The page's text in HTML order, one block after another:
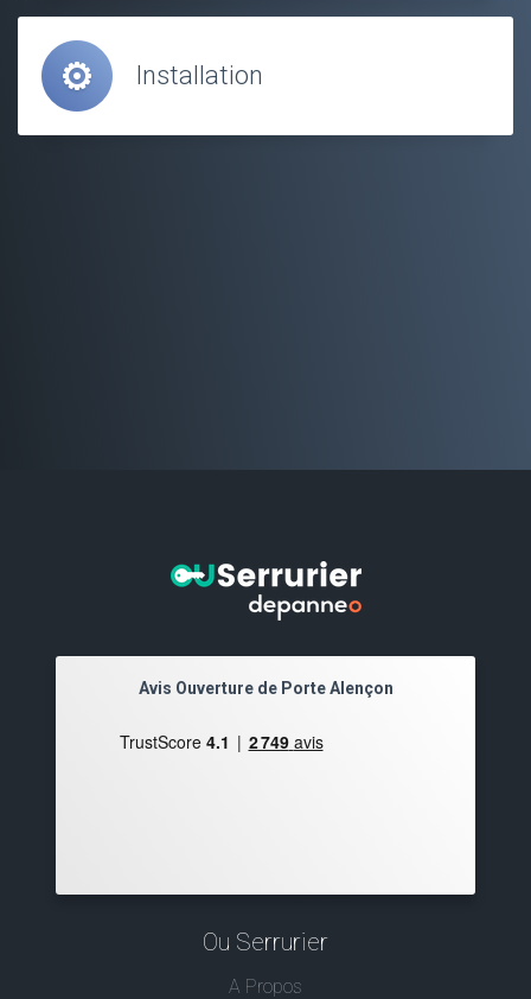
Installation
Avis Ouverture de Porte Alençon
Ou Serrurier
A Propos